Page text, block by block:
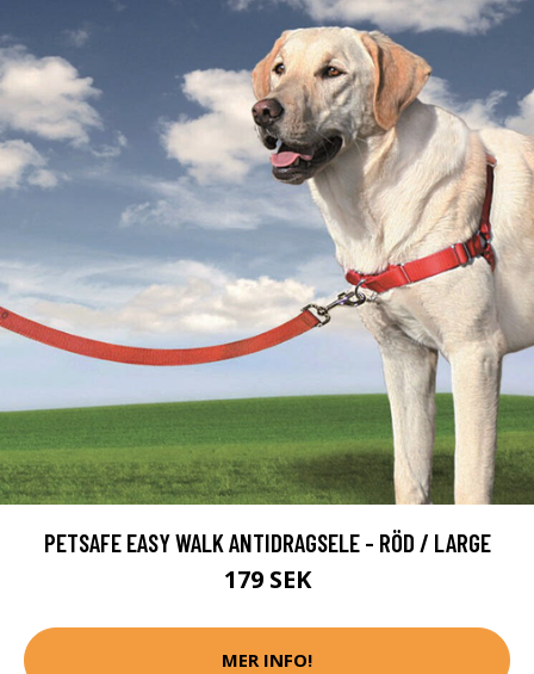
PETSAFE EASY WALK ANTIDRAGSELE - RÖD / LARGE
179 SEK
MER INFO!